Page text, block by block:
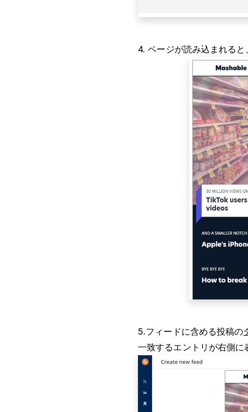
4. ページが読み込まれる
5.フィードに含める投稿の
一致するエントリが右側に